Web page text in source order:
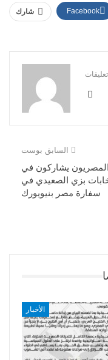
شارك Facebook
السابق بوست
المصريون يشاركون في
بزي الصعيدي في
سفارة مصر بنيويورك
الأخبار